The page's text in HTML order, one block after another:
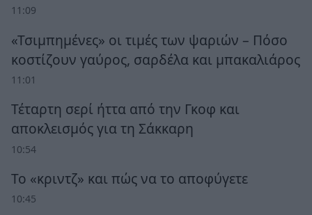
11:09
«Τσιμπημένες» οι τιμές των ψαριών – Πόσο
κοστίζουν γαύρος, σαρδέλα και μπακαλιάρος
11:01
Τέταρτη σερί ήττα από την Γκοφ και
αποκλεισμός για τη Σάκκαρη
10:54
Το «κριντζ» και πώς να το αποφύγετε
10:45